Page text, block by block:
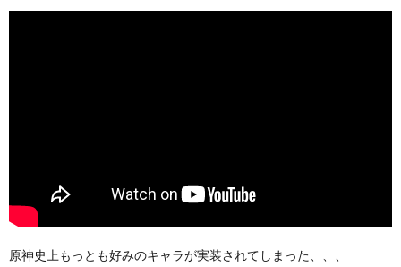
原神史上もっとも好みのキャラが実装されてしまった、、、